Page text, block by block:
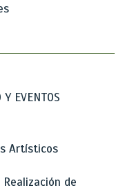
EVENTOS
Artísticos
de